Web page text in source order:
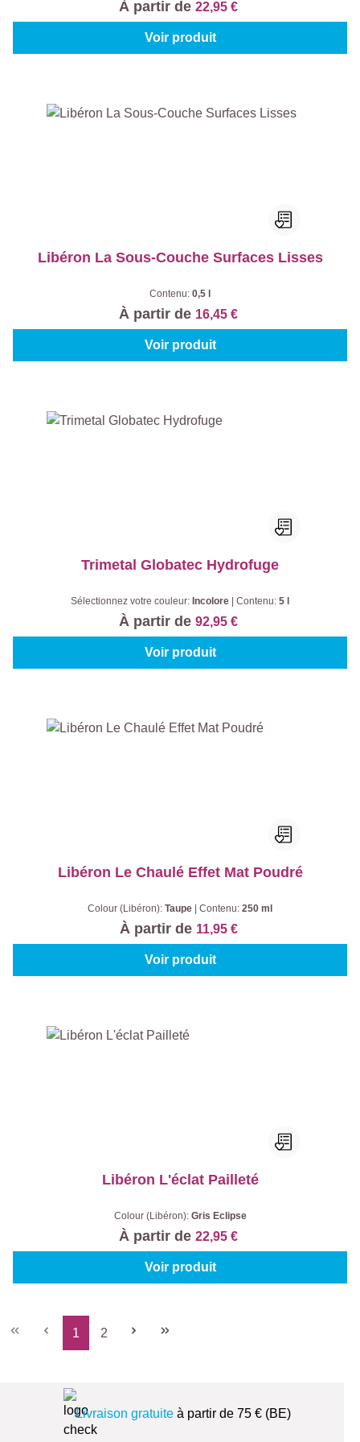
À partir de 22,95 €
Voir produit
Libéron La Sous-Couche Surfaces Lisses
Contenu: 0,5 l
À partir de 16,45 €
Voir produit
Trimetal Globatec Hydrofuge
Sélectionnez votre couleur: Incolore Contenu: 5 l
À partir de 92,95 €
Voir produit
Libéron Le Chaulé Effet Mat Poudré
Colour (Libéron): Taupe Contenu: 250 ml
À partir de 11,95 €
Voir produit
Libéron L'éclat Pailleté
Colour (Libéron): Gris Eclipse
À partir de 22,95 €
Voir produit
Page
1
Page
2
Livraison gratuiteà partir de 75 € (BE)